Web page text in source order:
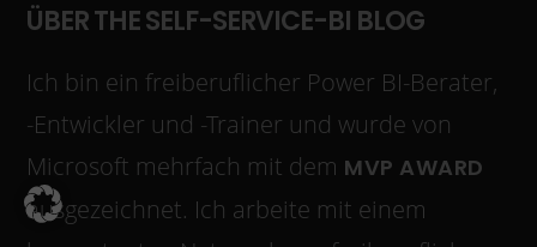
ÜBER THE SELF-SERVICE-BI BLOG
Ich bin ein freiberuflicher Power BI-Berater,
-Entwickler und -Trainer und wurde von
Microsoft mehrfach mit dem MVP AWARD
ausgezeichnet. Ich arbeite mit einem